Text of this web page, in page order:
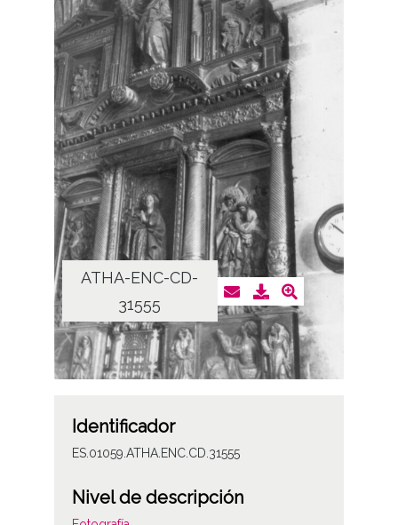
ATHA-ENC-CD-
31555
Identificador
ES.01059.ATHA.ENC.CD.31555
Nivel de descripción